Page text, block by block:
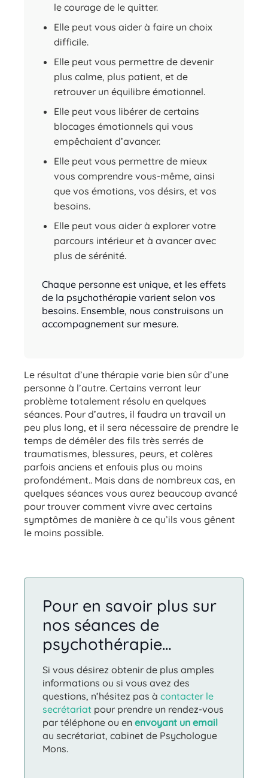
le courage de le quitter.
Elle peut vous aider à faire un choix
difficile.
Elle peut vous permettre de devenir
plus calme, plus patient, et de
retrouver un équilibre émotionnel.
Elle peut vous libérer de certains
blocages émotionnels qui vous
empêchaient d’avancer.
Elle peut vous permettre de mieux
vous comprendre vous-même, ainsi
que vos émotions, vos désirs, et vos
besoins.
Elle peut vous aider à explorer votre
parcours intérieur et à avancer avec
plus de sérénité.
Chaque personne est unique, et les effets
de la psychothérapie varient selon vos
besoins. Ensemble, nous construisons un
accompagnement sur mesure.
Le résultat d’une thérapie varie bien sûr d’une
personne à l’autre. Certains verront leur
problème totalement résolu en quelques
séances. Pour d’autres, il faudra un travail un
peu plus long, et il sera nécessaire de prendre le
temps de démêler des fils très serrés de
traumatismes, blessures, peurs, et colères
parfois anciens et enfouis plus ou moins
profondément.. Mais dans de nombreux cas, en
quelques séances vous aurez beaucoup avancé
pour trouver comment vivre avec certains
symptômes de manière à ce qu’ils vous gênent
le moins possible.
Pour en savoir plus sur
nos séances de
psychothérapie…
Si vous désirez obtenir de plus amples
informations ou si vous avez des
questions, n’hésitez pas à contacter le
secrétariat pour prendre un rendez-vous
par téléphone ou en envoyant un email
au secrétariat, cabinet de Psychologue
Mons.